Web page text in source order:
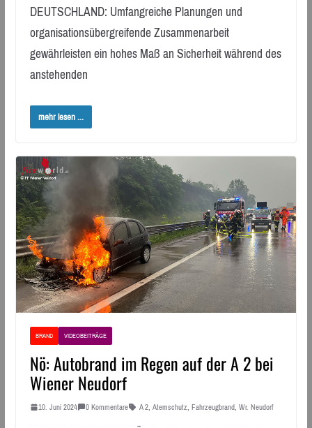
DEUTSCHLAND: Umfangreiche Planungen und
organisationsübergreifende Zusammenarbeit
gewährleisten ein hohes Maß an Sicherheit während des
anstehenden
mehr lesen ...
BRAND VIDEOBEITRÄGE
Nö: Autobrand im Regen auf der A 2 bei
Wiener Neudorf
10. Juni 2024 0 Kommentare A 2, Atemschutz, Fahrzeugbrand, Wr. Neudorf